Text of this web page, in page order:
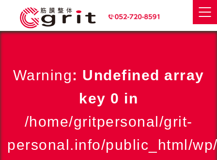
Warning: Undefined array
key 0 in
/home/gritpersonal/grit-
personal.info/public_html/